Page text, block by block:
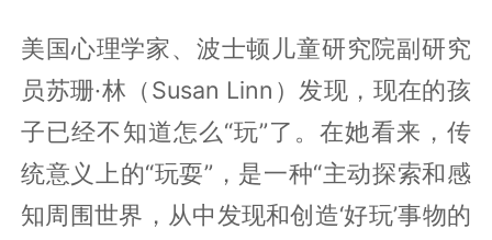
美国心理学家、波士顿儿童研究院副研究
员苏珊·林（Susan Linn）发现，现在的孩
子已经不知道怎么“玩”了。在她看来，传
统意义上的“玩耍”，是一种“主动探索和感
知周围世界，从中发现和创造‘好玩’事物的